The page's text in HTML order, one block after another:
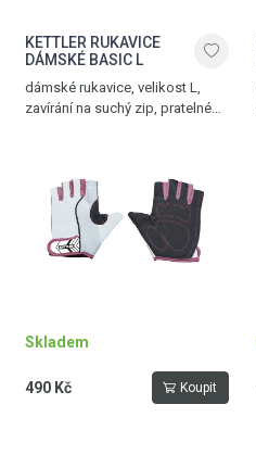
KETTLER RUKAVICE
DÁMSKÉ BASIC L
dámské rukavice, velikost L,
zavírání na suchý zip, pratelné
Skladem
490 Kč Koupit